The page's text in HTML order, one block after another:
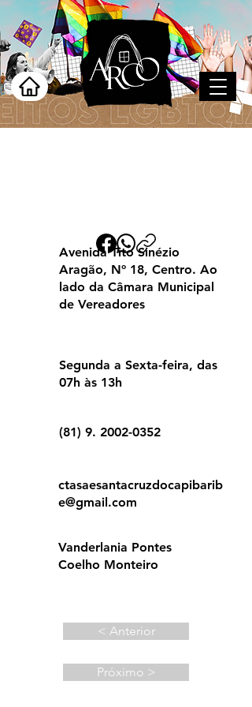
Avenida Tito Sinézio
Aragão, Nº 18, Centro. Ao
lado da Câmara Municipal
de Vereadores
Segunda a Sexta-feira, das
07h às 13h
(81) 9. 2002-0352
ctasaesantacruzdocapibarib
e@gmail.com
Vanderlania Pontes
Coelho Monteiro
< Anterior
Próximo >